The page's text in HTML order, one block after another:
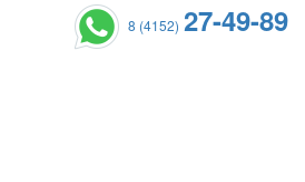
8 (4152) 27-49-89